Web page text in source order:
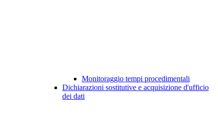
Monitoraggio tempi procedimentali
Dichiarazioni sostitutive e acquisizione d'ufficio
dei dati